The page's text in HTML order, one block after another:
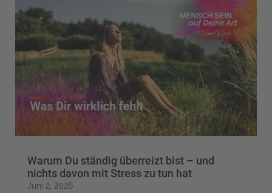
Warum Du ständig überreizt bist – und
nichts davon mit Stress zu tun hat
Juni 2, 2026